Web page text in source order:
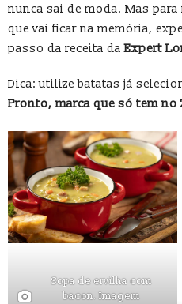
nunca sai de moda. Mas
que vai ficar na memória,
passo da receita daExpert
Dica: utilize batatas já
Pronto, marca que só tem no
Sopa de ervilha com
bacon. Imagem